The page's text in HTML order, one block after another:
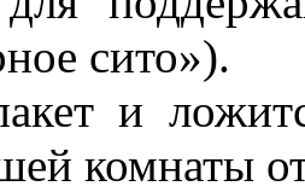
сито»).
и
комнаты